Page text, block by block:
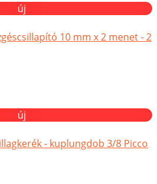
új
10 mm x 2 menet - 2
új
- kuplungdob 3/8 Picco